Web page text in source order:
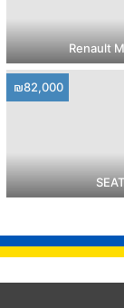
₪82,000